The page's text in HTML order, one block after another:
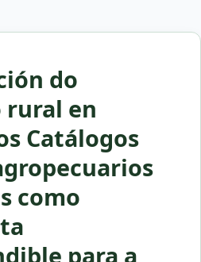
do
en
Catálogos
como
para a